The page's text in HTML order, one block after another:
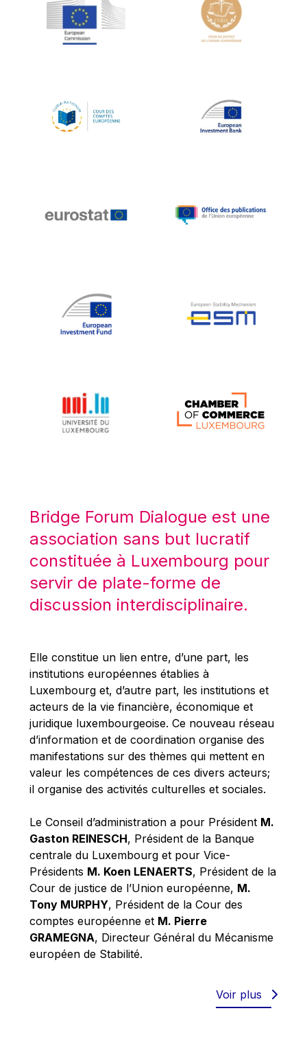
Jean-Louis Schiltz
Jean-Victor Louis
Johnny Åkerholm
Katharien L.C. Hunt
Klaus-Heiner Lehne
Koen LENAERTS
Lars Heikensten
Lucas Papademos
Máire Geoghegan-Quinn
Mario Centeno
Mario Monti
Maroš ŠEFČOVIČ
Martin Bailey
Martine Reicherts
Michael Sohlman
Michel Goedert
Mireille Delmas-Marty
Nobuo Tanaka
Otmar Issing
Paolo Mengozzi
Paschal Donohoe
Pat Cox
Patrizia Nanz
Philippe Maystadt
Pierre Gramegna
Richard Pelly
Robert Goebbels
Robert REYNDERS
Bridge Forum Dialogue est une
association sans but lucratif
constituée à Luxembourg pour
servir de plate-forme de
discussion interdisciplinaire.
Elle constitue un lien entre, d’une part, les
institutions européennes établies à
Luxembourg et, d’autre part, les institutions et
acteurs de la vie financière, économique et
juridique luxembourgeoise. Ce nouveau réseau
d’information et de coordination organise des
manifestations sur des thèmes qui mettent en
valeur les compétences de ces divers acteurs;
il organise des activités culturelles et sociales.
Le Conseil d’administration a pour Président M.
Gaston REINESCH, Président de la Banque
centrale du Luxembourg et pour Vice-
Présidents M. Koen LENAERTS, Président de la
Cour de justice de l’Union européenne, M.
Tony MURPHY, Président de la Cour des
comptes européenne et M. Pierre
GRAMEGNA, Directeur Général du Mécanisme
européen de Stabilité.
Voir plus